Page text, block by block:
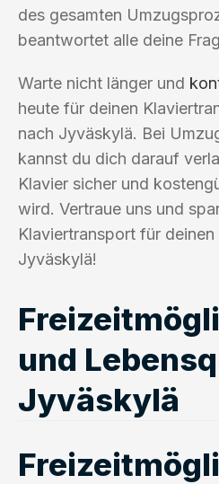
des gesamten
beantwortet alle deine
Warte nicht länger und
heute für deinen
nach Jyväskylä. Bei
kannst du dich darauf
Klavier sicher und
wird. Vertraue uns und
Klaviertransport für
Jyväskylä!
und
Jyväskylä